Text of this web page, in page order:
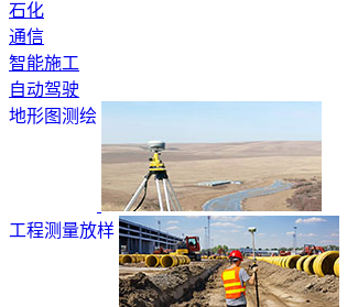
石化
通信
智能施工
自动驾驶
地形图测绘
工程测量放样